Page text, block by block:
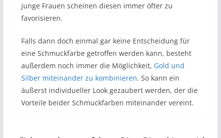
junge Frauen scheinen diesen immer öfter zu
favorisieren.
Falls dann doch einmal gar keine Entscheidung für
eine Schmuckfarbe getroffen werden kann, besteht
außerdem noch immer die Möglichkeit, Gold und
Silber miteinander zu kombinieren. So kann ein
äußerst individueller Look gezaubert werden, der die
Vorteile beider Schmuckfarben miteinander vereint.